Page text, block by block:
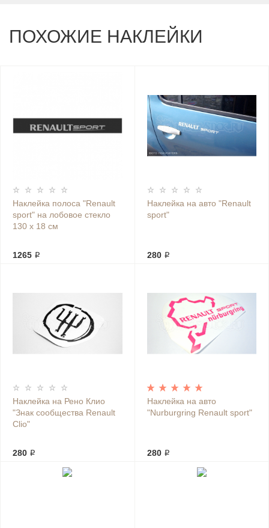
ПОХОЖИЕ НАКЛЕЙКИ
Наклейка полоса "Renault
sport" на лобовое стекло
130 х 18 см
1265 ₽
Наклейка на авто "Renault
sport"
280 ₽
Наклейка на Рено Клио
"Знак сообщества Renault
Clio"
280 ₽
Наклейка на авто
"Nurburgring Renault sport"
280 ₽